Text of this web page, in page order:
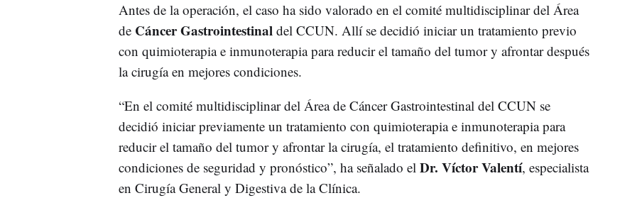
Antes de la operación, el caso ha sido valorado en el comité multidisciplinar del Área
de Cáncer Gastrointestinaldel CCUN. Allí se decidió iniciar un tratamiento previo
con quimioterapia e inmunoterapia para reducir el tamaño del tumor y afrontar después
la cirugía en mejores condiciones.
“En el comité multidisciplinar del Área de Cáncer Gastrointestinal del CCUN se
decidió iniciar previamente un tratamiento con quimioterapia e inmunoterapia para
reducir el tamaño del tumor y afrontar la cirugía, el tratamiento definitivo, en mejores
condiciones de seguridad y pronóstico”, ha señalado el Dr. Víctor Valentí, especialista
en Cirugía General y Digestiva de la Clínica.